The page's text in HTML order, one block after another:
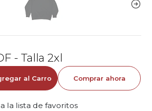
- Talla 2xl
al Carro Comprar ahora
la lista de favoritos